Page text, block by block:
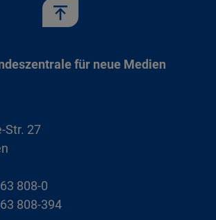
für neue Medien
Str. 27
808-0
808-394